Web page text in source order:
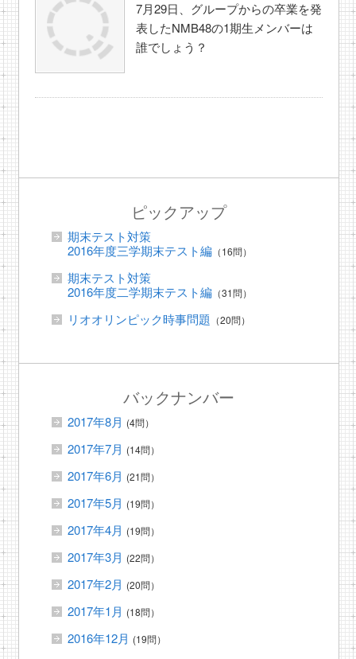
7月29日、グループからの卒業を発
表したNMB48の1期生メンバーは
誰でしょう？
ピックアップ
期末テスト対策
2016年度三学期末テスト編（16問）
期末テスト対策
2016年度二学期末テスト編（31問）
リオオリンピック時事問題 （20問）
バックナンバー
2017年8月 (4問）
2017年7月 (14問）
2017年6月 (21問）
2017年5月 (19問）
2017年4月 (19問）
2017年3月 (22問）
2017年2月 (20問）
2017年1月 (18問）
2016年12月 (19問）